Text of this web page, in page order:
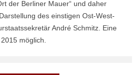
der Berliner Mauer“ und daher
des einstigen Ost-West-
André Schmitz. Eine
möglich.